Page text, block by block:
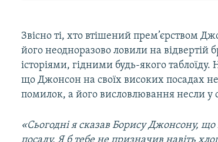
Звісно ті, хто втішений прем’єрством
його неодноразово ловили на відвертій
історіями, гідними будь-якого
що Джонсон на своїх високих посадах
помилок, а його висловлювання несли у
«Сьогодні я сказав Борису Джонсону,